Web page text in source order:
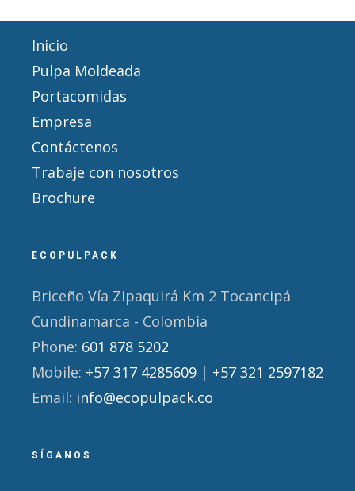
Inicio
Pulpa Moldeada
Portacomidas
Empresa
Contáctenos
Trabaje con nosotros
Brochure
ECOPULPACK
Briceño Vía Zipaquirá Km 2 Tocancipá
Cundinamarca - Colombia
Phone: 601 878 5202
Mobile: +57 317 4285609 | +57 321 2597182
Email: info@ecopulpack.co
SÍGANOS